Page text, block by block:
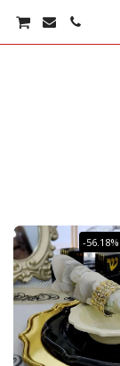
-56.18%